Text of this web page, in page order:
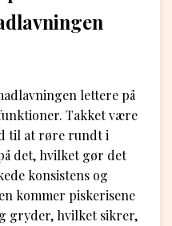
lettere på
Takket være
til at røre rundt i
det, hvilket gør det
konsistens og
kommer piskerisene
gryder, hvilket sikrer,